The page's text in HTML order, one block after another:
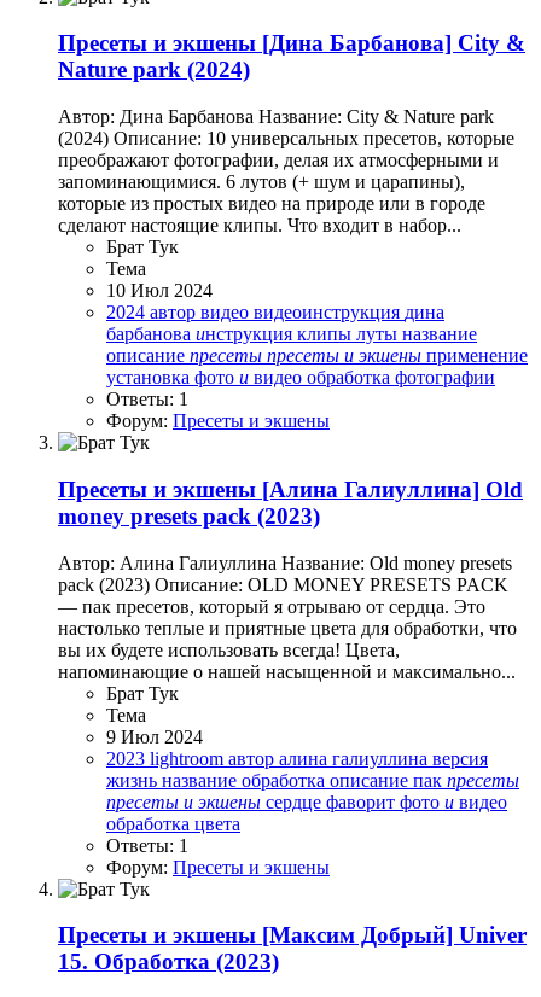
Пресеты и экшены [Дина Барбанова] City &
Nature park (2024)
Автор: Дина Барбанова Название: City & Nature park
(2024) Описание: 10 универсальных пресетов, которые
преображают фотографии, делая их атмосферными и
запоминающимися. 6 лутов (+ шум и царапины),
которые из простых видео на природе или в городе
сделают настоящие клипы. Что входит в набор...
Брат Тук
Тема
10 Июл 2024
2024 автор видео видеоинструкция дина
барбанова инструкция клипы луты название
описание пресеты пресеты и экшены применение
установка фото и видео обработка фотографии
Ответы: 1
Форум: Пресеты и экшены
Пресеты и экшены [Алина Галиуллина] Old
money presets pack (2023)
Автор: Алина Галиуллина Название: Old money presets
pack (2023) Описание: OLD MONEY PRESETS PACK
— пак пресетов, который я отрываю от сердца. Это
настолько теплые и приятные цвета для обработки, что
вы их будете использовать всегда! Цвета,
напоминающие о нашей насыщенной и максимально...
Брат Тук
Тема
9 Июл 2024
2023 lightroom автор алина галиуллина версия
жизнь название обработка описание пак пресеты
пресеты и экшены сердце фаворит фото и видео
обработка цвета
Ответы: 1
Форум: Пресеты и экшены
Пресеты и экшены [Максим Добрый] Univer
15. Обработка (2023)